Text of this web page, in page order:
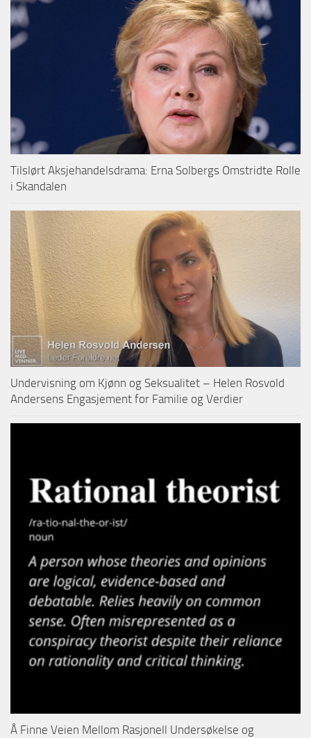
Tilslørt Aksjehandelsdrama: Erna Solbergs Omstridte Rolle
i Skandalen
Undervisning om Kjønn og Seksualitet – Helen Rosvold
Andersens Engasjement for Familie og Verdier
Å Finne Veien Mellom Rasjonell Undersøkelse og